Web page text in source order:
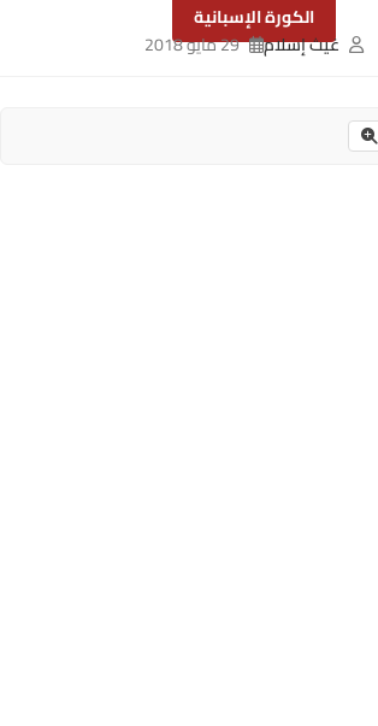
الكورة الإسبانية
غيث إسلام
29 مايو 2018